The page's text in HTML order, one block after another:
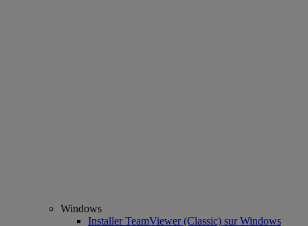
Windows
Installer TeamViewer (Classic) sur Windows